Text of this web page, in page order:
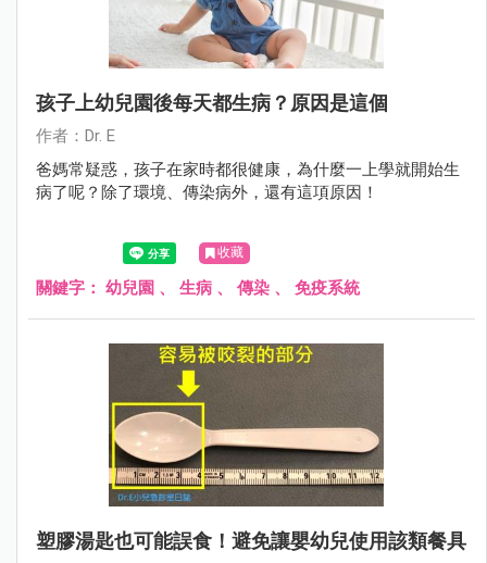
孩子上幼兒園後每天都生病？原因是這個
作者：Dr. E
爸媽常疑惑，孩子在家時都很健康，為什麼一上學就開始生
病了呢？除了環境、傳染病外，還有這項原因！
收藏
關鍵字： 幼兒園 、 生病 、 傳染 、 免疫系統
塑膠湯匙也可能誤食！避免讓嬰幼兒使用該類餐具